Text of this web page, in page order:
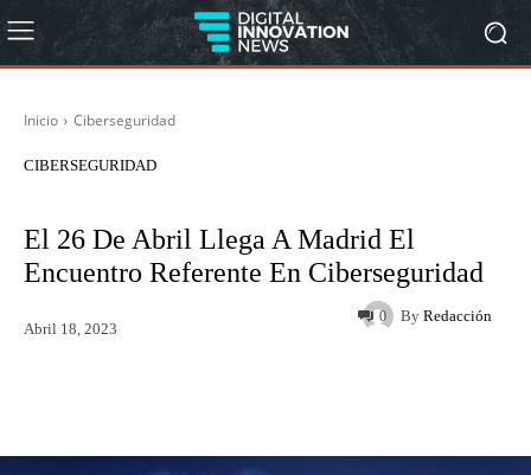
Inicio Ciberseguridad
CIBERSEGURIDAD
El 26 De Abril Llega A Madrid El
Encuentro Referente En Ciberseguridad
By Redacción
Abril 18, 2023
0